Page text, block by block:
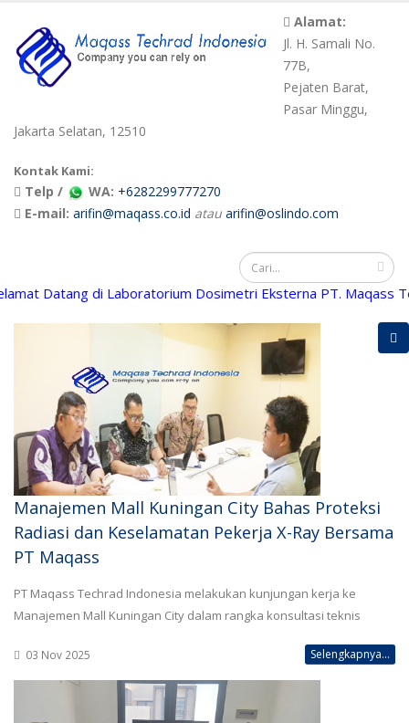
Alamat:
Jl. H. Samali No.
77B,
Pejaten Barat,
Pasar Minggu,
Jakarta Selatan, 12510
Kontak Kami:
Telp / WA: +6282299777270
E-mail: arifin@maqass.co.id atau arifin@oslindo.com
di Laboratorium Dosimetri Eksterna PT. Maqass
Manajemen Mall Kuningan City Bahas Proteksi
Radiasi dan Keselamatan Pekerja X-Ray Bersama
PT Maqass
PT Maqass Techrad Indonesia melakukan kunjungan kerja ke
Manajemen Mall Kuningan City dalam rangka konsultasi teknis
03 Nov 2025 Selengkapnya...